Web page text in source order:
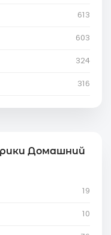
613
603
324
316
Домашний
19
10